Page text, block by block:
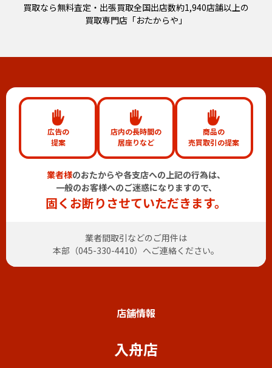
買取なら無料査定・出張買取全国出店数約1,940店舗以上の
買取専門店「おたからや」
広告の
提案
店内の長時間の
居座りなど
商品の
売買取引の提案
業者様のおたからや各支店への上記の行為は、
一般のお客様へのご迷惑になりますので、
固くお断りさせていただきます。
業者間取引などのご用件は
本部（045-330-4410）へご連絡ください。
店舗情報
入舟店